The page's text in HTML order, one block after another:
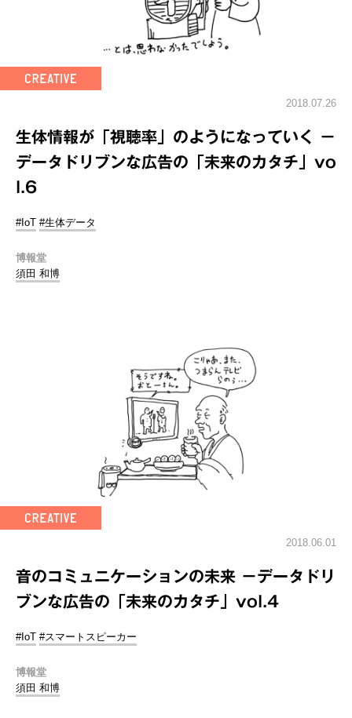
2018.07.26
生体情報が「視聴率」のようになっていく －
データドリブンな広告の「未来のカタチ」vo
l.6
#IoT #生体データ
博報堂
須田 和博
2018.06.01
音のコミュニケーションの未来 －データドリ
ブンな広告の「未来のカタチ」vol.4
#IoT #スマートスピーカー
博報堂
須田 和博